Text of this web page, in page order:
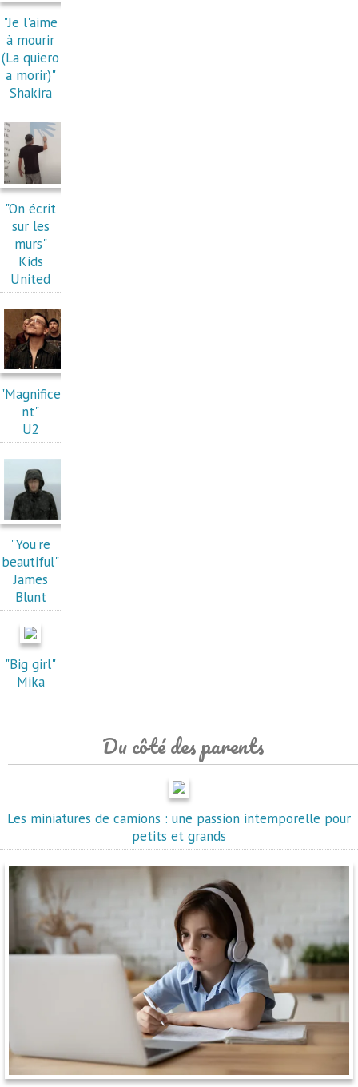
"Je l'aime
à mourir
(La quiero
a morir)"
Shakira
"On écrit
sur les
murs"
Kids
United
"Magnifice
nt"
U2
"You're
beautiful"
James
Blunt
"Big girl"
Mika
Du côté des parents
Les miniatures de camions : une passion intemporelle pour
petits et grands